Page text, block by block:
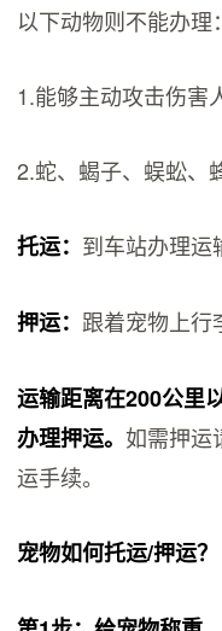
以下动物则不能办理：
1.能够主动攻击伤害
2.蛇、蝎子、蜈蚣、
托运： 到车站办理运
押运：跟着宠物上行
运输距离在200公里
办理押运。如需押运
运手续。
宠物如何托运/押运？